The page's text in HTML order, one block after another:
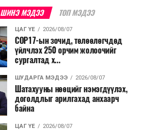
ШИНЭ МЭДЭЭ ТОП МЭДЭЭ
ЦАГ ҮЕ 2026/08/07
COP17-ын зочид, төлөөлөгчдөд
үйлчлэх 250 орчим жолоочийг
сургалтад х...
ШУДАРГА МЭДЭЭ 2026/08/07
Шатахууны нөөцийг нэмэгдүүлэх,
доголдлыг арилгахад анхаарч
байна
ЦАГ ҮЕ 2026/08/07